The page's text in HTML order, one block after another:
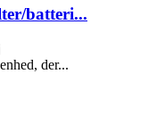
batteri...
der...